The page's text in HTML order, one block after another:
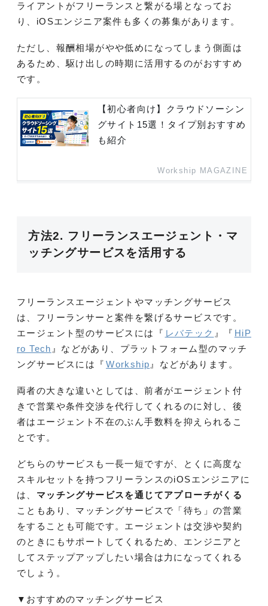
ライアントがフリーランスと繋がる場となってお
り、iOSエンジニア案件も多くの募集があります。
ただし、報酬相場がやや低めになってしまう側面は
あるため、駆け出しの時期に活用するのがおすすめ
です。
【初心者向け】クラウドソーシン
グサイト15選！タイプ別おすすめ
も紹介
Workship MAGAZINE
方法2. フリーランスエージェント・マ
ッチングサービスを活用する
フリーランスエージェントやマッチングサービス
は、フリーランサーと案件を繋げるサービスです。
エージェント型のサービスには『 レバテック 』『 HiP
ro Tech 』などがあり、プラットフォーム型のマッチ
ングサービスには『 Workship 』などがあります。
両者の大きな違いとしては、前者がエージェント付
きで営業や条件交渉を代行してくれるのに対し、後
者はエージェント不在のぶん手数料を抑えられるこ
とです。
どちらのサービスも一長一短ですが、とくに高度な
スキルセットを持つフリーランスのiOSエンジニアに
は、 マッチングサービスを通じてアプローチがくる
こともあり、マッチングサービスで「待ち」の営業
をすることも可能です。エージェントは交渉や契約
のときにもサポートしてくれるため、エンジニアと
してステップアップしたい場合は力になってくれる
でしょう。
▼おすすめのマッチングサービス